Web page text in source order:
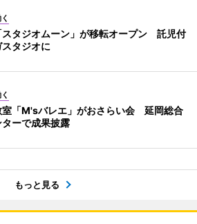
スタジオムーン」が移転オープン 託児付
タジオに
室「M'sバレエ」がおさらい会 延岡総合
ーで成果披露
もっと見る